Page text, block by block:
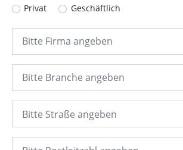
Privat Geschäftlich